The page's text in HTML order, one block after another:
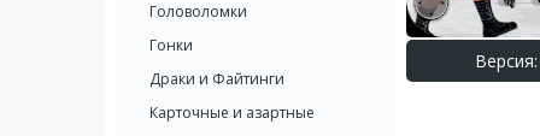
Головоломки
Гонки
Драки и Файтинги
Карточные и азартные